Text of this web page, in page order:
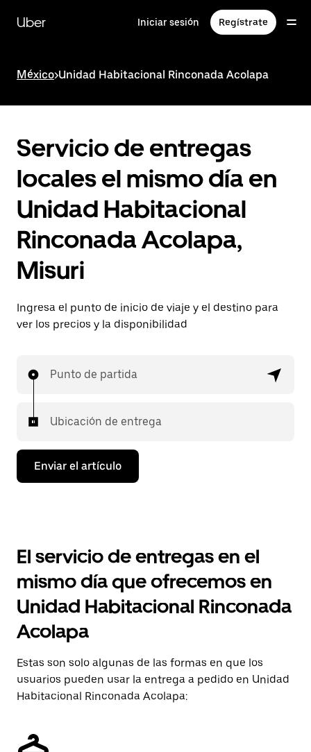
contenido
Uber Iniciar sesión Regístrate
México>Unidad Habitacional Rinconada Acolapa
Servicio de entregas
locales el mismo día en
Unidad Habitacional
Rinconada Acolapa,
Misuri
Ingresa el punto de inicio de viaje y el destino para
ver los precios y la disponibilidad
Punto de partida
Ubicación de entrega
Enviar el artículo
El servicio de entregas en el
mismo día que ofrecemos en
Unidad Habitacional Rinconada
Acolapa
Estas son solo algunas de las formas en que los
usuarios pueden usar la entrega a pedido en Unidad
Habitacional Rinconada Acolapa: